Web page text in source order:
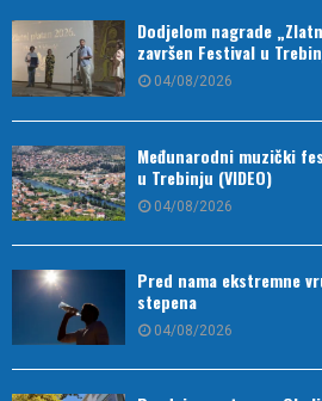
Dodjelom nagrade
završen Festival u
04/08/2026
Međunarodni muzički
u Trebinju (VIDEO)
04/08/2026
Pred nama ekstremne
stepena
04/08/2026